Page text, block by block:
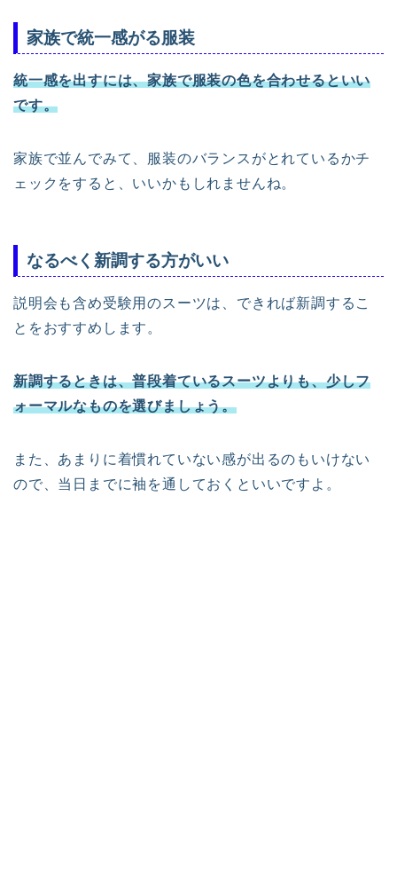
家族で統一感がる服装
統一感を出すには、家族で服装の色を合わせるといい
です。
家族で並んでみて、服装のバランスがとれているかチ
ェックをすると、いいかもしれませんね。
なるべく新調する方がいい
説明会も含め受験用のスーツは、できれば新調するこ
とをおすすめします。
新調するときは、普段着ているスーツよりも、少しフ
ォーマルなものを選びましょう。
また、あまりに着慣れていない感が出るのもいけない
ので、当日までに袖を通しておくといいですよ。